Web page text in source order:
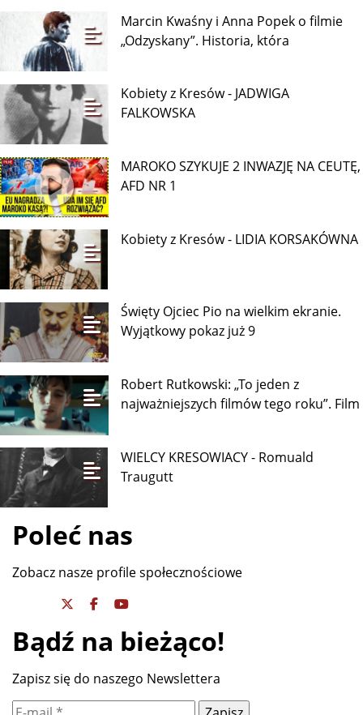
Marcin Kwaśny i Anna Popek o filmie
„Odzyskany”. Historia, która
Kobiety z Kresów - JADWIGA
FALKOWSKA
MAROKO SZYKUJE 2 INWAZJĘ NA CEUTĘ,
AFD NR 1
Kobiety z Kresów - LIDIA KORSAKÓWNA
Święty Ojciec Pio na wielkim ekranie.
Wyjątkowy pokaz już 9
Robert Rutkowski: „To jeden z
najważniejszych filmów tego roku”. Film
WIELCY KRESOWIACY - Romuald
Traugutt
Poleć nas
Zobacz nasze profile społecznościowe
Bądź na bieżąco!
Zapisz się do naszego Newslettera